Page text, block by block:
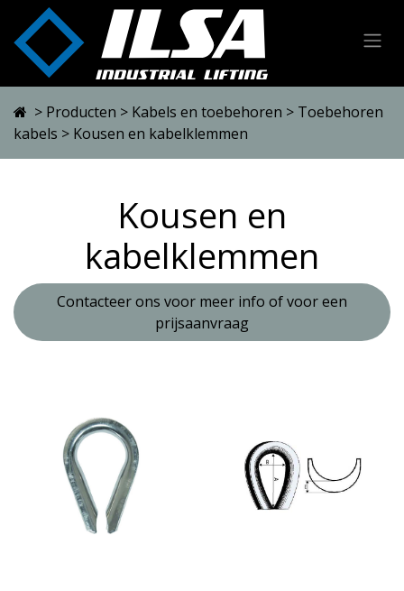
Overslaan naar inhoud
> Producten > Kabels en toebehoren > Toebehoren
kabels > Kousen en kabelklemmen
Kousen en
kabelklemmen
Contacteer ons voor meer info of voor een
prijsaanvraag